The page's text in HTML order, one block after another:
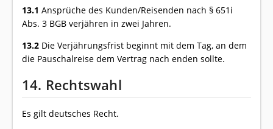
13.1 Ansprüche des Kunden/Reisenden nach § 651i
Abs. 3 BGB verjähren in zwei Jahren.
13.2 Die Verjährungsfrist beginnt mit dem Tag, an dem
die Pauschalreise dem Vertrag nach enden sollte.
14. Rechtswahl
Es gilt deutsches Recht.